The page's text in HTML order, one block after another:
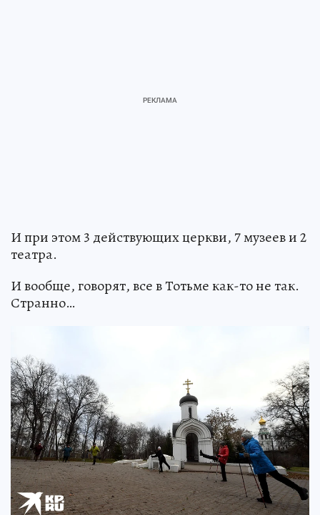
И при этом 3 действующих церкви, 7 музеев и 2
театра.
И вообще, говорят, все в Тотьме как-то не так.
Странно…